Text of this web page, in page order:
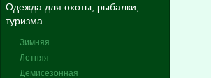
Одежда для охоты, рыбалки,
туризма
Зимняя
Летняя
Демисезонная